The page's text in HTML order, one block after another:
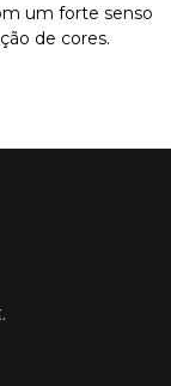
um forte senso
de cores.